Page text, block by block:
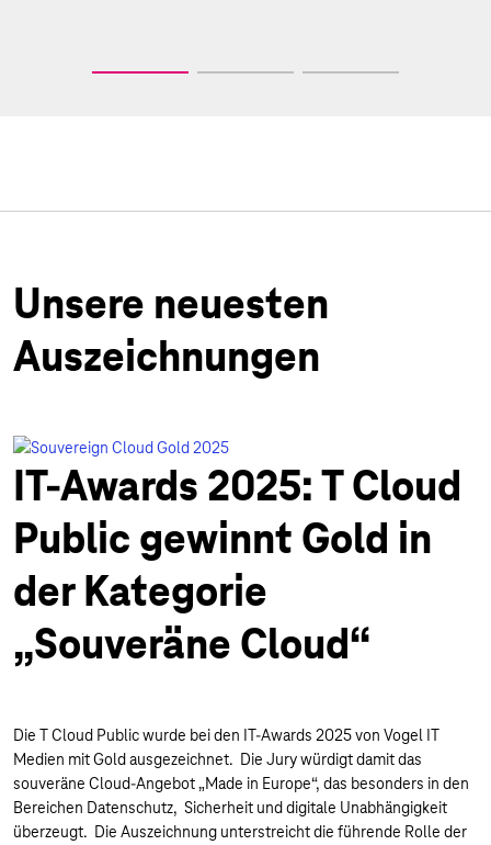
Unsere neuesten
Auszeichnungen
IT-Awards 2025: T Cloud
Public gewinnt Gold in
der Kategorie
„Souveräne Cloud“
Die T Cloud Public wurde bei den IT-Awards 2025 von Vogel IT
Medien mit Gold ausgezeichnet. Die Jury würdigt damit das
souveräne Cloud-Angebot „Made in Europe“, das besonders in den
Bereichen Datenschutz, Sicherheit und digitale Unabhängigkeit
überzeugt. Die Auszeichnung unterstreicht die führende Rolle der